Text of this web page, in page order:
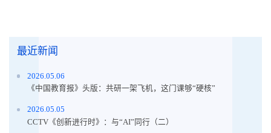
最近新闻
2026.05.06
《中国教育报》头版：共研一架飞机，这门课够“硬核”
2026.05.05
CCTV《创新进行时》：与“AI”同行（二）